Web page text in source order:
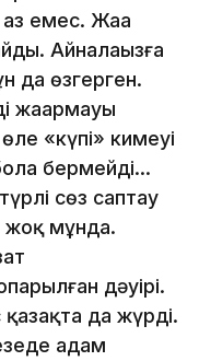
емес. Жаңа
Айналаңызға
да өзгерген.
жаңармауы
«күпі» кимеуі
бермейді…
сөз саптау
жоқ мұнда.
дәуірі.
да жүрді.
адам